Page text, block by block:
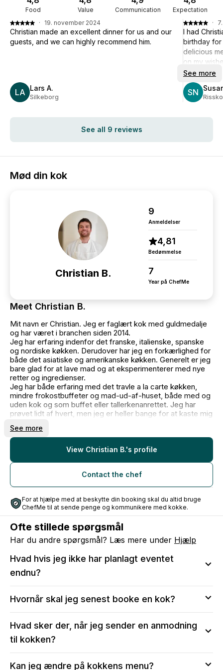
Food Value Communication Expectation
LA Lars A.
Silkeborg
· 19. november 2024
Christian made an excellent dinner for us and our
guests, and we can highly recommend him.
SN
·
I had
birthday for
delicious
on my
and
schedule.
the kitchen
See more
See all 9 reviews
Mød din kok
Christian B.
9
Anmeldelser
4,81
Bedømmelse
7
Year på ChefMe
Meet Christian B.
Mit navn er Christian. Jeg er faglært kok med guldmedalje
og har været i branchen siden 2014.
Jeg har erfaring indenfor det franske, italienske, spanske
og nordiske køkken. Derudover har jeg en forkærlighed for
både det asiatiske og amerikanske køkken. Generelt er jeg
bare glad for at lave mad og at eksperimenterer med nye
retter og ingredienser.
Jeg har både erfaring med det travle a la carte køkken,
mindre frokostbuffeter og mad-ud-af-huset, både med og
uden kok og som buffet eller tallerkenanrettet. Jeg har
prøvet lidt af hvert, men jeg er heller bange for at kaste mig
See more
View Christian B.'s profile
Contact the chef
For at hjælpe med at beskytte din booking skal du altid bruge
ChefMe til at sende penge og kommunikere med kokke.
Ofte stillede spørgsmål
Har du andre spørgsmål? Læs mere under Hjælp
Hvad hvis jeg ikke har planlagt eventet
endnu?
dig, at kokken er tilgængelig på den valgte dato.
Efter bekræftelse vil du stadig kunne:
Ændre i menuen og antal serveringer
Ændre i antallet af gæster, allergier og børnemenuer
Hvornår skal jeg senest booke en kok?
ved at sende en anmodning til kokken, især for
weekender og i perioder med højtider eller fejringer.
Skal du bruge en kok med kort varsel, eller er
kokken ikke ledig på din valgte dato, så fortvivl ikke!
Hvad sker der, når jeg sender en anmodning
til kokken?
Kan jeg ændre på kokkens menu?